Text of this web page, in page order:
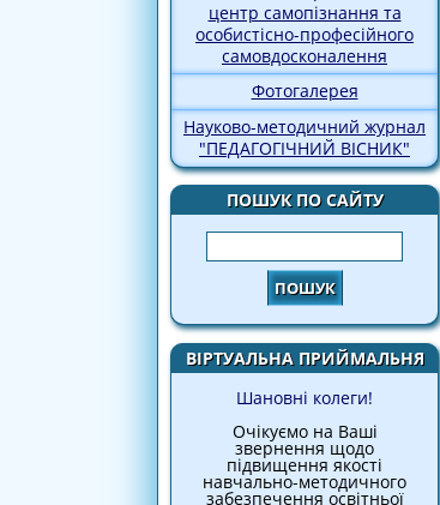
центр самопізнання та
особистісно-професійного
самовдосконалення
Фотогалерея
Науково-методичний журнал
"ПЕДАГОГІЧНИЙ ВІСНИК"
ПОШУК ПО САЙТУ
Пошук
ВІРТУАЛЬНА ПРИЙМАЛЬНЯ
Шановні колеги!
Очікуємо на Ваші
звернення щодо
підвищення якості
навчально-методичного
забезпечення освітньої